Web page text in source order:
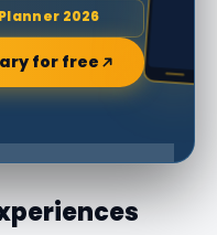
2026
for free